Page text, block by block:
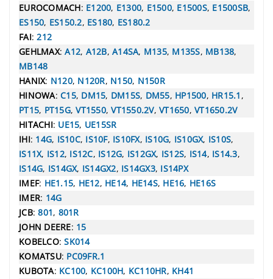
EUROCOMACH: E1200, E1300, E1500, E1500S, E1500SB,
ES150, ES150.2, ES180, ES180.2
FAI:212
GEHLMAX:A12, A12B, A14SA, M135, M135S, MB138,
MB148
HANIX: N120, N120R, N150, N150R
HINOWA: C15, DM15, DM15S, DM55, HP1500, HR15.1 ,
PT15, PT15G,VT1550,VT1550.2V, VT1650, VT1650.2V
HITACHI: UE15, UE15SR
IHI: 14G, IS10C, IS10F, IS10FX, IS10G, IS10GX, IS10S,
IS11X, IS12, IS12C, IS12G, IS12GX, IS12S, IS14, IS14.3,
IS14G, IS14GX, IS14GX2, IS14GX3, IS14PX
IMEF: HE1.15, HE12, HE14, HE14S, HE16, HE16S
IMER: 14G
JCB:801, 801R
JOHN DEERE: 15
KOBELCO:SK014
KOMATSU: PC09FR.1
KUBOTA: KC100, KC100H, KC110HR, KH41